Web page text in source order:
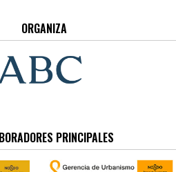
ORGANIZA
PRINCIPALES